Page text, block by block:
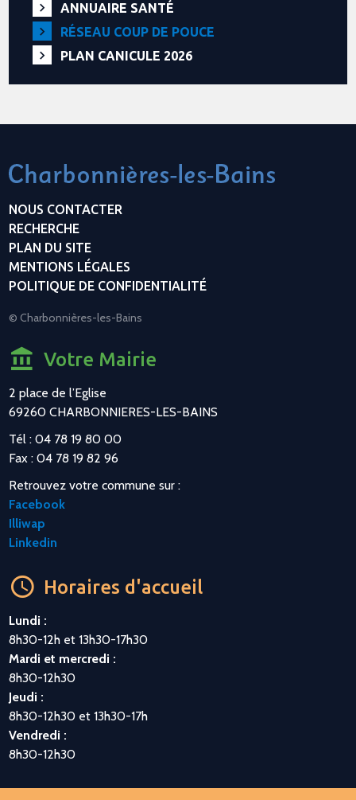
ANNUAIRE SANTÉ
RÉSEAU COUP DE POUCE
PLAN CANICULE 2026
NOUS CONTACTER
RECHERCHE
PLAN DU SITE
MENTIONS LÉGALES
POLITIQUE DE CONFIDENTIALITÉ
© Charbonnières-les-Bains
Votre Mairie
2 place de l’Eglise
69260 CHARBONNIERES-LES-BAINS
Tél : 04 78 19 80 00
Fax : 04 78 19 82 96
Retrouvez votre commune sur :
Facebook
Illiwap
Linkedin
Horaires d'accueil
Lundi :
8h30-12h et 13h30-17h30
Mardi et mercredi :
8h30-12h30
Jeudi :
8h30-12h30 et 13h30-17h
Vendredi :
8h30-12h30